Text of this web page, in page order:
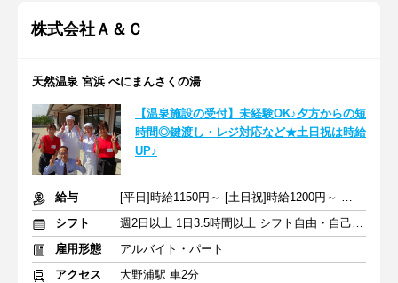
株式会社Ａ＆Ｃ
天然温泉 宮浜 べにまんさくの湯
【温泉施設の受付】未経験OK♪夕方からの短
時間◎鍵渡し・レジ対応など★土日祝は時給
UP♪
給与
[平日]時給1150円～ [土日祝]時給1200円～ ＋交通費規定支給
シフト
週2日以上 1日3.5時間以上 シフト自由・自己申告
雇用形態
アルバイト・パート
アクセス
大野浦駅 車2分